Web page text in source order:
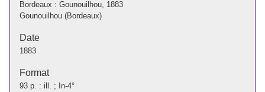
Bordeaux : Gounouilhou, 1883
Gounouilhou (Bordeaux)
Date
1883
Format
93 p. : ill. ; In-4°